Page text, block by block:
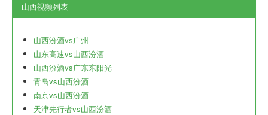
山西视频列表
山西汾酒vs广州
山东高速vs山西汾酒
山西汾酒vs广东东阳光
青岛vs山西汾酒
南京vs山西汾酒
天津先行者vs山西汾酒